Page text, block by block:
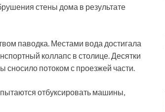
стены дома в результате
паводка. Местами вода достигала
коллапс в столице. Десятки
сносило потоком с проезжей части.
отбуксировать машины,